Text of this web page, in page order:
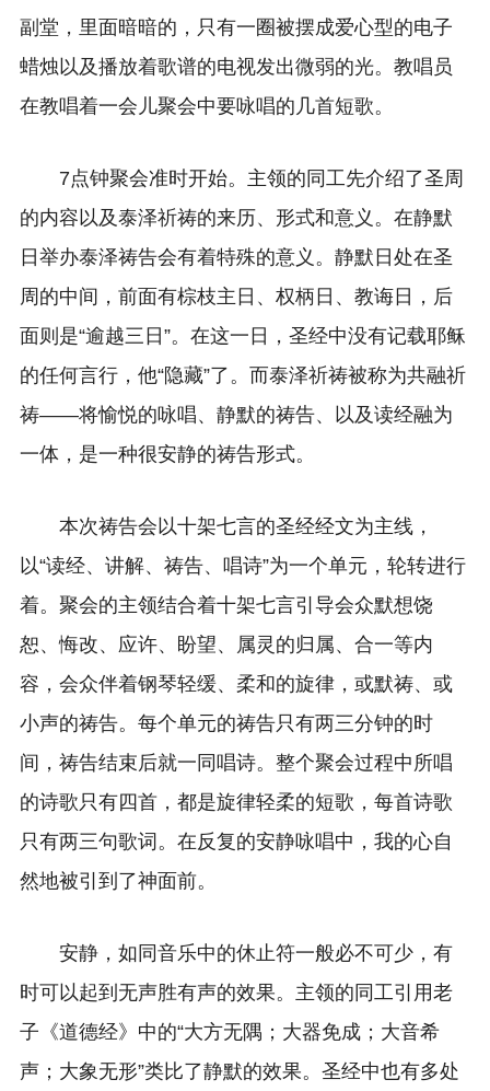
副堂，里面暗暗的，只有一圈被摆成爱心型的电子
蜡烛以及播放着歌谱的电视发出微弱的光。教唱员
在教唱着一会儿聚会中要咏唱的几首短歌。
7点钟聚会准时开始。主领的同工先介绍了圣周
的内容以及泰泽祈祷的来历、形式和意义。在静默
日举办泰泽祷告会有着特殊的意义。静默日处在圣
周的中间，前面有棕枝主日、权柄日、教诲日，后
面则是“逾越三日”。在这一日，圣经中没有记载耶稣
的任何言行，他“隐藏”了。而泰泽祈祷被称为共融祈
祷——将愉悦的咏唱、静默的祷告、以及读经融为
一体，是一种很安静的祷告形式。
本次祷告会以十架七言的圣经经文为主线，
以“读经、讲解、祷告、唱诗”为一个单元，轮转进行
着。聚会的主领结合着十架七言引导会众默想饶
恕、悔改、应许、盼望、属灵的归属、合一等内
容，会众伴着钢琴轻缓、柔和的旋律，或默祷、或
小声的祷告。每个单元的祷告只有两三分钟的时
间，祷告结束后就一同唱诗。整个聚会过程中所唱
的诗歌只有四首，都是旋律轻柔的短歌，每首诗歌
只有两三句歌词。在反复的安静咏唱中，我的心自
然地被引到了神面前。
安静，如同音乐中的休止符一般必不可少，有
时可以起到无声胜有声的效果。主领的同工引用老
子《道德经》中的“大方无隅；大器免成；大音希
声；大象无形”类比了静默的效果。圣经中也有多处